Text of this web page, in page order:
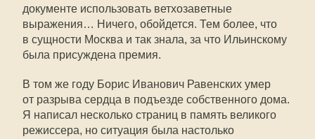
документе использовать ветхозаветные
выражения… Ничего, обойдется. Тем более, что
в сущности Москва и так знала, за что Ильинскому
была присуждена премия.
В том же году Борис Иванович Равенских умер
от разрыва сердца в подъезде собственного дома.
Я написал несколько страниц в память великого
режиссера, но ситуация была настолько